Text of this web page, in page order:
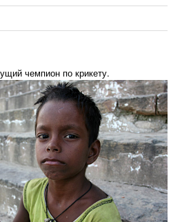
чемпион по крикету.